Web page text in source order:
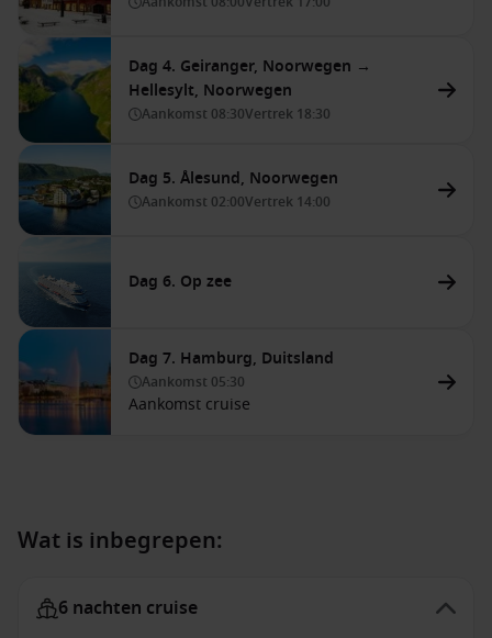
Dag 4. Geiranger, Noorwegen →
Hellesylt, Noorwegen
Aankomst 08:30Vertrek 18:30
Dag 5. Ålesund, Noorwegen
Aankomst 02:00Vertrek 14:00
Dag 6. Op zee
Dag 7. Hamburg, Duitsland
Aankomst 05:30
Aankomst cruise
Wat is inbegrepen:
6 nachten cruise